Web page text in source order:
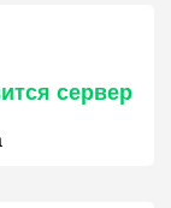
сервер